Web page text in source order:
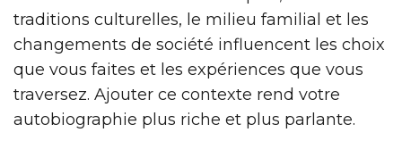
traditions culturelles, le milieu familial et les
changements de société influencent les choix
que vous faites et les expériences que vous
traversez. Ajouter ce contexte rend votre
autobiographie plus riche et plus parlante.